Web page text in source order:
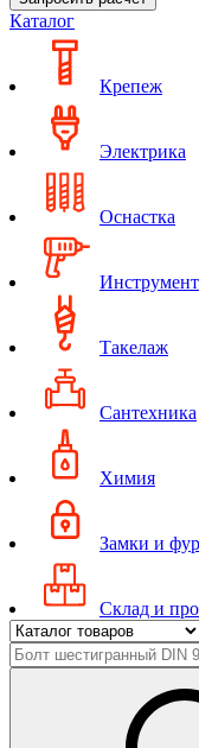
Каталог
Крепеж
Электрика
Оснастка
Инструмент
Такелаж
Сантехника
Химия
Замки и
Склад и